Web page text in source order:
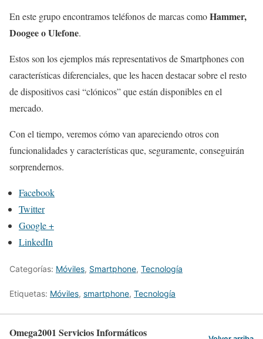
En este grupo encontramos teléfonos de marcas comoHammer,
Doogee o Ulefone.
Estos son los ejemplos más representativos de Smartphones con
características diferenciales, que les hacen destacar sobre el resto
de dispositivos casi “clónicos” que están disponibles en el
mercado.
Con el tiempo, veremos cómo van apareciendo otros con
funcionalidades y características que, seguramente, conseguirán
sorprendernos.
Facebook
Twitter
Google +
LinkedIn
Categorías: Móviles, Smartphone, Tecnología
Etiquetas: Móviles, smartphone, Tecnología
Omega2001 Servicios Informáticos